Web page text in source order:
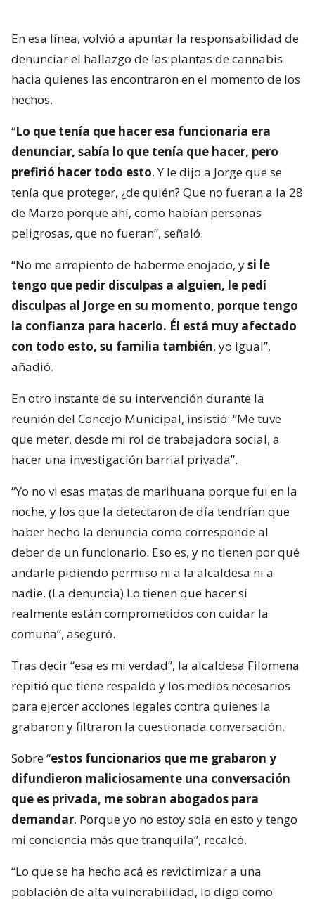
En esa línea, volvió a apuntar la responsabilidad de
denunciar el hallazgo de las plantas de cannabis
hacia quienes las encontraron en el momento de los
hechos.
“Lo que tenía que hacer esa funcionaria era
denunciar, sabía lo que tenía que hacer, pero
prefirió hacer todo esto. Y le dijo a Jorge que se
tenía que proteger, ¿de quién? Que no fueran a la 28
de Marzo porque ahí, como habían personas
peligrosas, que no fueran”, señaló.
“No me arrepiento de haberme enojado, ysi le
tengo que pedir disculpas a alguien, le pedí
disculpas al Jorge en su momento, porque tengo
la confianza para hacerlo. Él está muy afectado
con todo esto, su familia también, yo igual”,
añadió.
En otro instante de su intervención durante la
reunión del Concejo Municipal, insistió: “Me tuve
que meter, desde mi rol de trabajadora social, a
hacer una investigación barrial privada”.
“Yo no vi esas matas de marihuana porque fui en la
noche, y los que la detectaron de día tendrían que
haber hecho la denuncia como corresponde al
deber de un funcionario. Eso es, y no tienen por qué
andarle pidiendo permiso ni a la alcaldesa ni a
nadie. (La denuncia) Lo tienen que hacer si
realmente están comprometidos con cuidar la
comuna”, aseguró.
Tras decir “esa es mi verdad”, la alcaldesa Filomena
repitió que tiene respaldo y los medios necesarios
para ejercer acciones legales contra quienes la
grabaron y filtraron la cuestionada conversación.
Sobre “estos funcionarios que me grabaron y
difundieron maliciosamente una conversación
que es privada, me sobran abogados para
demandar. Porque yo no estoy sola en esto y tengo
mi conciencia más que tranquila”, recalcó.
“Lo que se ha hecho acá es revictimizar a una
población de alta vulnerabilidad, lo digo como